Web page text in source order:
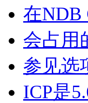
在NDB
会占用
参见选
ICP是